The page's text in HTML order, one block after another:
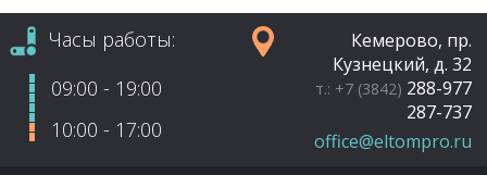
Часы работы:
09:00 - 19:00
10:00 - 17:00
Кемерово, пр.
Кузнецкий, д. 32
т.: +7 (3842) 288-977
287-737
office@eltompro.ru